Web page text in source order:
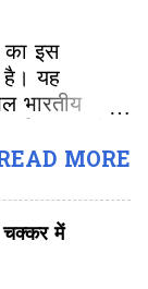
इस
है। यह
भारतीय
बंधुओं के लिए
एक डिजिटल
अपनी जड़ों,
इतिहास
MORE
चक्कर में